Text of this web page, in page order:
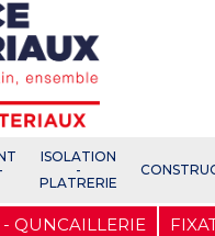
ISOLATION
-
PLATRERIE
QUNCAILLERIE